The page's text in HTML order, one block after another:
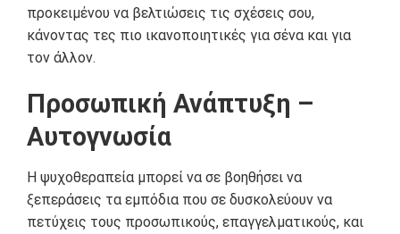
προκειμένου να βελτιώσεις τις σχέσεις σου,
κάνοντας τες πιο ικανοποιητικές για σένα και για
τον άλλον.
Προσωπική Ανάπτυξη –
Αυτογνωσία
Η ψυχοθεραπεία μπορεί να σε βοηθήσει να
ξεπεράσεις τα εμπόδια που σε δυσκολεύουν να
πετύχεις τους προσωπικούς, επαγγελματικούς, και